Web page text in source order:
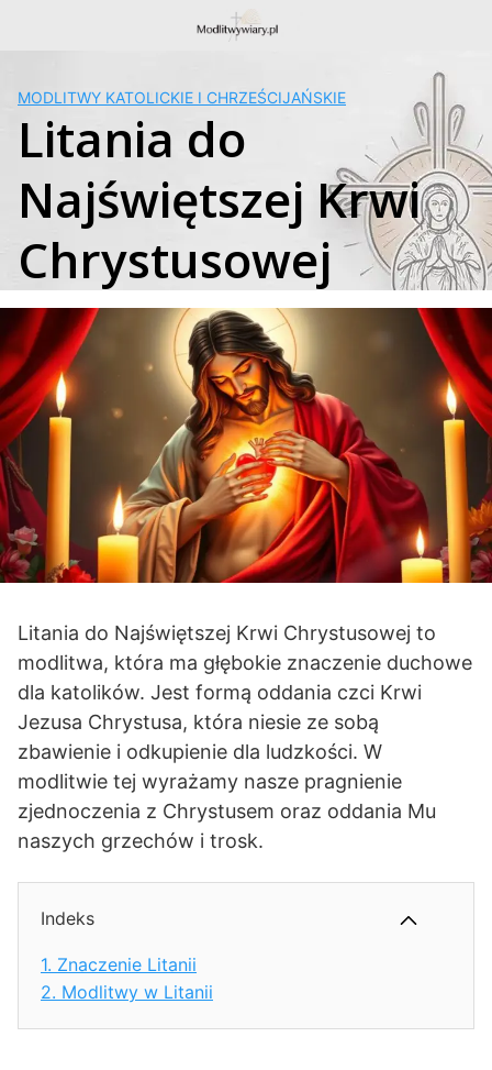
MODLITWY KATOLICKIE I CHRZEŚCIJAŃSKIE
Litania do
Najświętszej Krwi
Chrystusowej
Litania do Najświętszej Krwi Chrystusowej to
modlitwa, która ma głębokie znaczenie duchowe
dla katolików. Jest formą oddania czci Krwi
Jezusa Chrystusa, która niesie ze sobą
zbawienie i odkupienie dla ludzkości. W
modlitwie tej wyrażamy nasze pragnienie
zjednoczenia z Chrystusem oraz oddania Mu
naszych grzechów i trosk.
Indeks
1. Znaczenie Litanii
2. Modlitwy w Litanii